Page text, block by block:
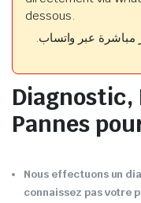
dessous.
مباشرة عبر واتساب.
Pannes
Nous effectuons un
connaissez pas votre